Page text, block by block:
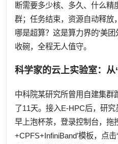
断需要多少核、多久、什么精
群；任务结束，资源自动释
哪是超算？这是算力界的‘美团
收碗，全程无人值守。
科学家的云上实验室：从‘
中科院某研究所曾用自建集群
了11天。接入E-HPC后，研究
早上泡杯茶，登录控制台，拖
+CPFS+InfiniBand’模板，点